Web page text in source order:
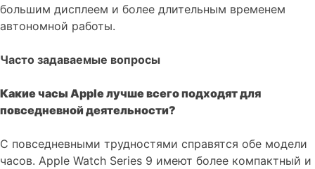
большим дисплеем и более длительным временем
автономной работы.
Часто задаваемые вопросы
Какие часы Apple лучше всего подходят для
повседневной деятельности?
С повседневными трудностями справятся обе модели
часов. Apple Watch Series 9 имеют более компактный и